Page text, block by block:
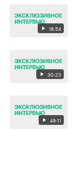
18:54
30:23
49:11